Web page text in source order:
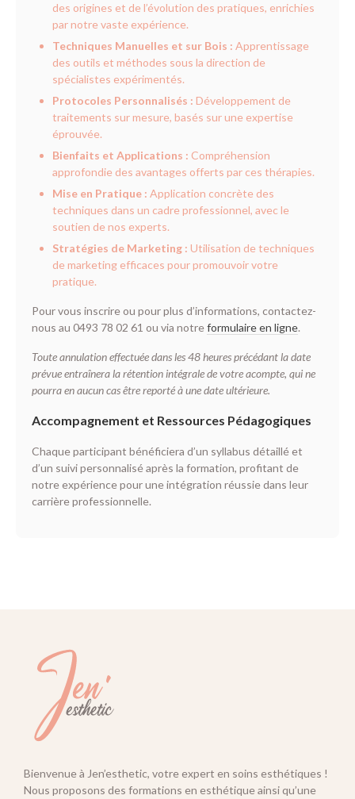
des origines et de l’évolution des pratiques, enrichies
par notre vaste expérience.
Techniques Manuelles et sur Bois : Apprentissage
des outils et méthodes sous la direction de
spécialistes expérimentés.
Protocoles Personnalisés : Développement de
traitements sur mesure, basés sur une expertise
éprouvée.
Bienfaits et Applications : Compréhension
approfondie des avantages offerts par ces thérapies.
Mise en Pratique : Application concrète des
techniques dans un cadre professionnel, avec le
soutien de nos experts.
Stratégies de Marketing : Utilisation de techniques
de marketing efficaces pour promouvoir votre
pratique.
Pour vous inscrire ou pour plus d’informations, contactez-
nous au 0493 78 02 61 ou via notreformulaire en ligne.
Toute annulation effectuée dans les 48 heures précédant la date
prévue entraînera la rétention intégrale de votre acompte, qui ne
pourra en aucun cas être reporté à une date ultérieure.
Accompagnement et Ressources Pédagogiques
Chaque participant bénéficiera d’un syllabus détaillé et
d’un suivi personnalisé après la formation, profitant de
notre expérience pour une intégration réussie dans leur
carrière professionnelle.
Bienvenue à Jen’esthetic, votre expert en soins esthétiques !
Nous proposons des formations en esthétique ainsi qu’une